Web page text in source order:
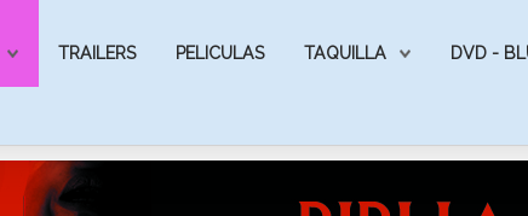
TRAILERS PELICULAS TAQUILLA DVD -